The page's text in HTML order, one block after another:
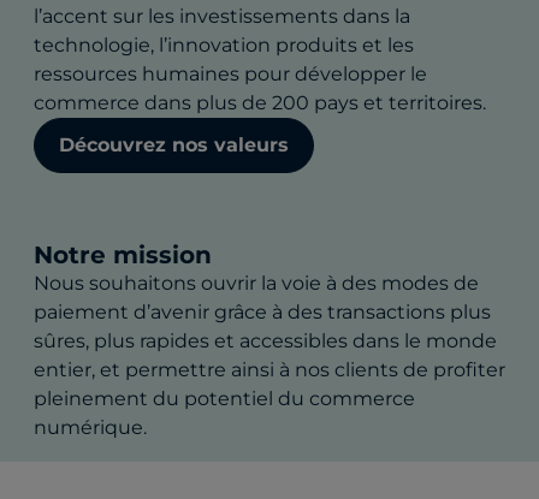
l’accent sur les investissements dans la
technologie, l’innovation produits et les
ressources humaines pour développer le
commerce dans plus de 200 pays et territoires.
Découvrez nos valeurs
Notre mission
Nous souhaitons ouvrir la voie à des modes de
paiement d’avenir grâce à des transactions plus
sûres, plus rapides et accessibles dans le monde
entier, et permettre ainsi à nos clients de profiter
pleinement du potentiel du commerce
numérique.